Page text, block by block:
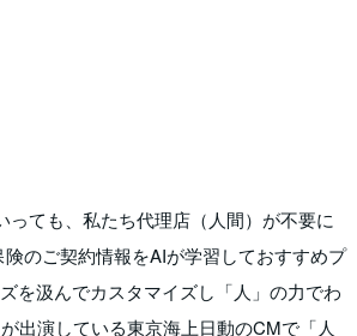
ても、私たち代理店（人間）が不要に
のご契約情報をAIが学習しておすすめプ
を汲んでカスタマイズし「人」の力でわ
出演している東京海上日動のCMで「人